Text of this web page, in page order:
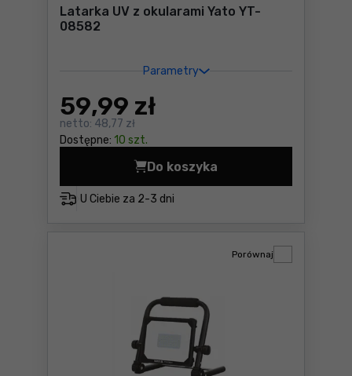
Latarka UV z okularami Yato YT-
08582
Parametry
59,99 zł
netto: 48,77 zł
Dostępne: 10 szt.
U Ciebie za 2-3 dni
Do koszyka
Latarka UV z okularami
Porównaj